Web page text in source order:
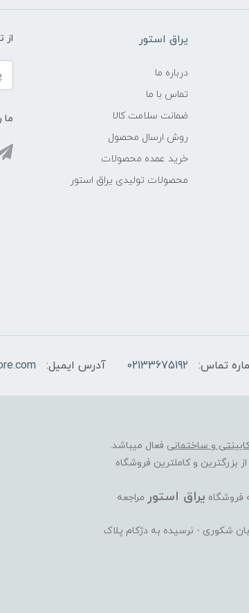
یراق استور
درباره ما
تماس با ما
ضمانت سلامت کالا
روش ارسال محصول
خرید عمده محصولات
محصولات تولیدی یراق استور
از
ما
تماس: 02133675192 آدرس ایمیل:
کابینتی و ساختمانی فعال میباشد.
بزرگترین و کاملترین فروشگاه
فروشگاه یراق استور مراجعه
شکوری - نرسیده به دژکام پلاک